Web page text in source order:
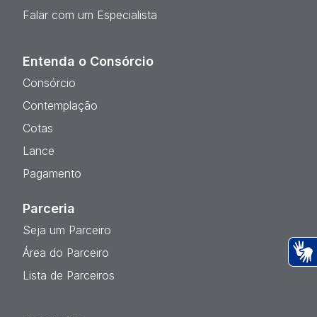
Falar com um Especialista
Entenda o Consórcio
Consórcio
Contemplação
Cotas
Lance
Pagamento
Parceria
Seja um Parceiro
Área do Parceiro
Lista de Parceiros